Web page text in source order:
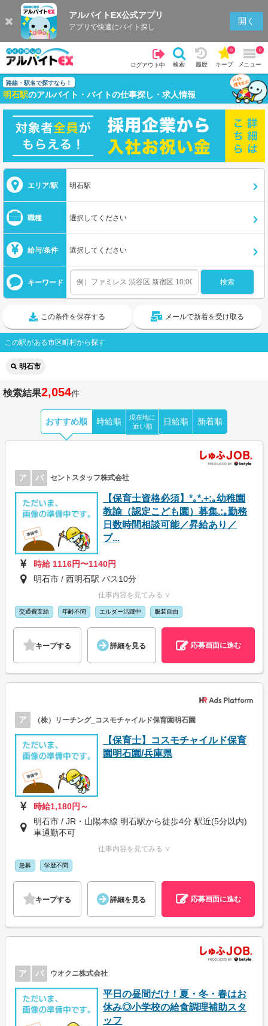
アルバイトEX公式アプリ
アプリで快適にバイト探し
開く
ログアウト中 検索 履歴 キープ
0
メニュー
0
路線・駅名で探すなら！
明石駅のアルバイト・バイトの仕事探し・求人情報
エリア/駅 明石駅
職種 選択してください
給与/条件 選択してください
キーワード
この条件を保存する メールで新着を受け取る
この駅がある市区町村から探す
明石市
検索結果2,054件
おすすめ順 時給順
現在地に
近い順
日給順 新着順
ア パ セントスタッフ株式会社
【保育士資格必須】*｡*.+:｡幼稚園
教諭（認定こども園）募集.:｡勤務
日数時間相談可能／昇給あり／
ブ...
時給 1116円〜1140円
明石市 / 西明石駅 バス10分
仕事内容を見てみる ∨
交通費支給 年齢不問 エルダー活躍中 服装自由
キープする 詳細を見る 応募画面に進む
ア （株）リーチング_コスモチャイルド保育園明石園
【保育士】コスモチャイルド保育
園明石園/兵庫県
時給1,180円～
明石市 / JR・山陽本線 明石駅から徒歩4分 駅近(5分以内)
車通勤不可
仕事内容を見てみる ∨
急募 学歴不問
キープする 詳細を見る 応募画面に進む
ア パ ウオクニ株式会社
平日の昼間だけ！夏・冬・春はお
休み◎小学校の給食調理補助スタ
ッフ